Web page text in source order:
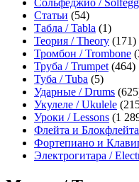
Сольфеджио /
Статьи (54)
Табла / Tabla (1)
Теория / Theory (171)
Тромбон / Trombone
Труба / Trumpet (464)
Туба / Tuba (5)
Ударные / Drums
Укулеле / Ukulele
Уроки / Lessons (1
Флейта и
Фортепиано и
Электрогитара /